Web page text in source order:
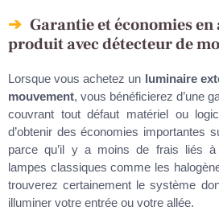
Garantie et économies
produit avec détecteur de
Lorsque vous achetez un luminaire
mouvement, vous bénéficierez d’une
couvrant tout défaut matériel ou
d’obtenir des économies importantes
parce qu’il y a moins de frais liés à
lampes classiques comme les
trouverez certainement le système
illuminer votre entrée ou votre allée.